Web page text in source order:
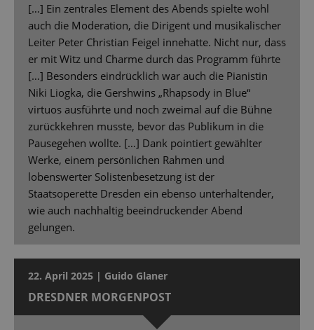
[…] Ein zentrales Element des Abends spielte wohl
auch die Moderation, die Dirigent und musikalischer
Leiter Peter Christian Feigel innehatte. Nicht nur, dass
er mit Witz und Charme durch das Programm führte
[…] Besonders eindrücklich war auch die Pianistin
Niki Liogka, die Gershwins „Rhapsody in Blue“
virtuos ausführte und noch zweimal auf die Bühne
zurückkehren musste, bevor das Publikum in die
Pausegehen wollte. […] Dank pointiert gewählter
Werke, einem persönlichen Rahmen und
lobenswerter Solistenbesetzung ist der
Staatsoperette Dresden ein ebenso unterhaltender,
wie auch nachhaltig beeindruckender Abend
gelungen.
22. April 2025 | Guido Glaner
DRESDNER MORGENPOST